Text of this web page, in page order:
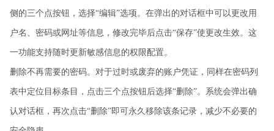
侧的三个点按钮，选择“编辑”选项。在弹出的对话框中可以更改用
户名、密码或网址等信息，修改完毕后点击“保存”使更改生效。这
一功能支持随时更新敏感信息的权限配置。
删除不再需要的密码。对于过时或废弃的账户凭证，同样在密码列
表中定位目标条目，点击三个点按钮后选择“删除”。系统会弹出确
认对话框，再次点击“删除”即可永久移除该条记录，减少不必要的